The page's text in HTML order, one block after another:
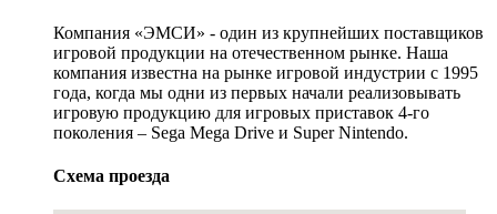
Компания «ЭМСИ» - один из крупнейших поставщиков
игровой продукции на отечественном рынке. Наша
компания известна на рынке игровой индустрии с 1995
года, когда мы одни из первых начали реализовывать
игровую продукцию для игровых приставок 4-го
поколения – Sega Mega Drive и Super Nintendo.
Схема проезда